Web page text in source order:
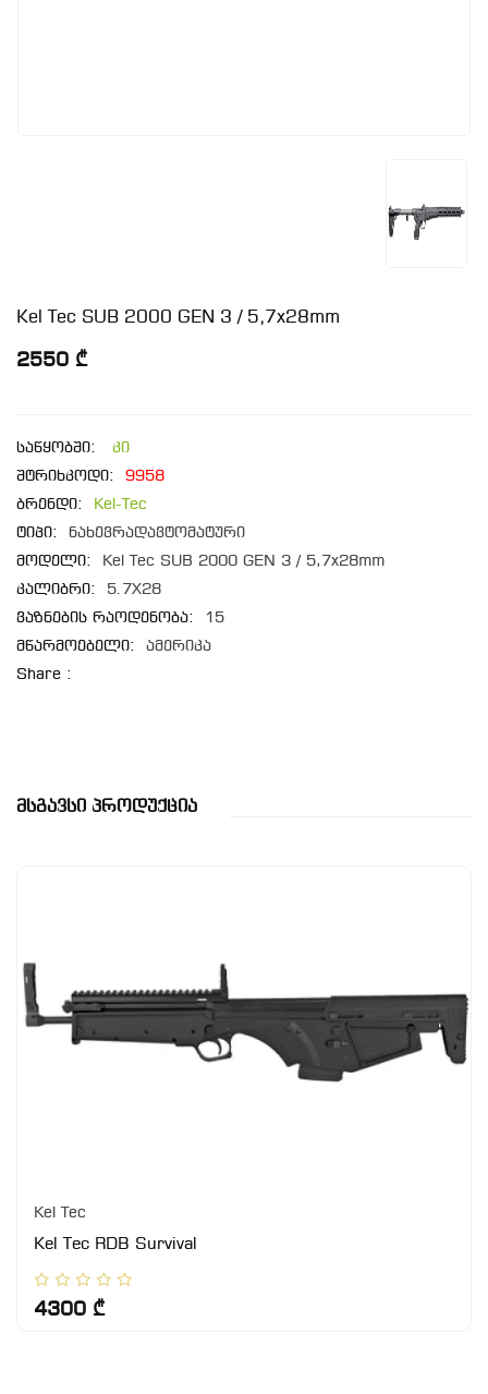
Kel Tec SUB 2000 GEN 3 / 5,7x28mm
2550 ₾
საწყობში:
კი
შტრიხკოდი:
9958
ბრენდი:
Kel-Tec
ტიპი:
ნახევრადავტომატური
მოდელი:
Kel Tec SUB 2000 GEN 3 / 5,7x28mm
კალიბრი:
5.7X28
ვაზნების რაოდენობა:
15
მწარმოებელი:
ამერიკა
Share :
Მსგავსი Პროდუქცია
Kel Tec
Kel Tec RDB Survival
4300 ₾